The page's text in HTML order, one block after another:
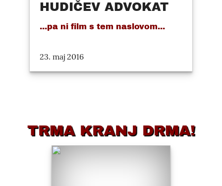
HUDIČEV ADVOKAT
...pa ni film s tem naslovom...
23. maj 2016
TRMA KRANJ DRMA!